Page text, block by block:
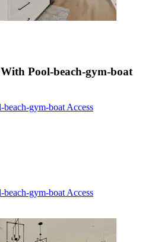
Pool-beach-gym-boat
gym-boat Access
gym-boat Access